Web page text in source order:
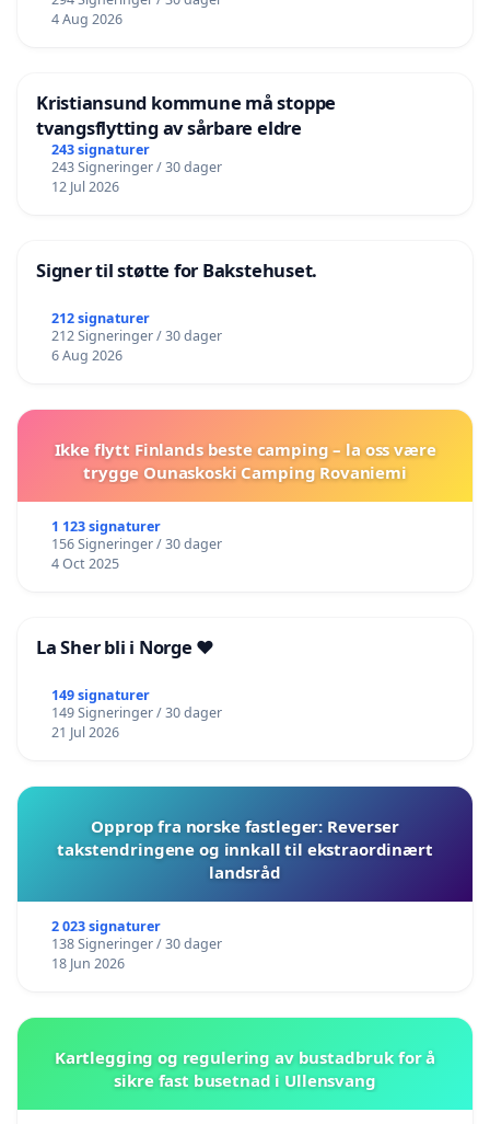
4 Aug 2026
Kristiansund kommune må stoppe
tvangsflytting av sårbare eldre
243 signaturer
243 Signeringer / 30 dager
12 Jul 2026
Signer til støtte for Bakstehuset.
212 signaturer
212 Signeringer / 30 dager
6 Aug 2026
Ikke flytt Finlands beste camping – la oss være
trygge Ounaskoski Camping Rovaniemi
1 123 signaturer
156 Signeringer / 30 dager
4 Oct 2025
La Sher bli i Norge ❤️
149 signaturer
149 Signeringer / 30 dager
21 Jul 2026
Opprop fra norske fastleger: Reverser
takstendringene og innkall til ekstraordinært
landsråd
2 023 signaturer
138 Signeringer / 30 dager
18 Jun 2026
Kartlegging og regulering av bustadbruk for å
sikre fast busetnad i Ullensvang